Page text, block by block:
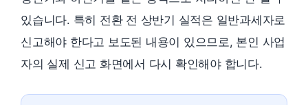
있습니다. 특히 전환 전 상반기 실적은 일반과세자로
신고해야 한다고 보도된 내용이 있으므로, 본인 사업
자의 실제 신고 화면에서 다시 확인해야 합니다.